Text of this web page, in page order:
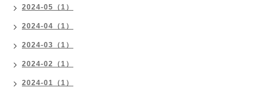
2024-05（1）
2024-04（1）
2024-03（1）
2024-02（1）
2024-01（1）